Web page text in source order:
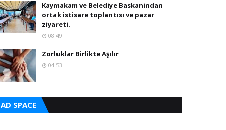
Kaymakam ve Belediye Baskanindan
ortak istisare toplantısı ve pazar
ziyareti.
08:49
Zorluklar Birlikte Aşılır
04:53
AD SPACE